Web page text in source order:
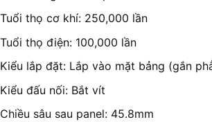
Tuổi thọ cơ khí: 250,000 lần
Tuổi thọ điện: 100,000 lần
Kiểu lắp đặt: Lắp vào mặt bảng (gắn
Kiểu đấu nối: Bắt vít
Chiều sâu sau panel: 45.8mm